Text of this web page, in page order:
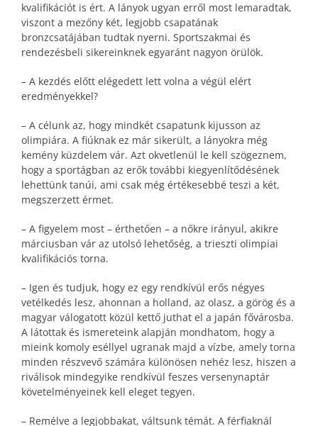
kvalifikációt is ért. A lányok ugyan erről most lemaradtak,
viszont a mezőny két, legjobb csapatának
bronzcsatájában tudtak nyerni. Sportszakmai és
rendezésbeli sikereinknek egyaránt nagyon örülök.
– A kezdés előtt elégedett lett volna a végül elért
eredményekkel?
– A célunk az, hogy mindkét csapatunk kijusson az
olimpiára. A fiúknak ez már sikerült, a lányokra még
kemény küzdelem vár. Azt okvetlenül le kell szögeznem,
hogy a sportágban az erők további kiegyenlítődésének
lehettünk tanúi, ami csak még értékesebbé teszi a két,
megszerzett érmet.
– A figyelem most – érthetően – a nőkre irányul, akikre
márciusban vár az utolsó lehetőség, a trieszti olimpiai
kvalifikációs torna.
– Igen és tudjuk, hogy ez egy rendkívül erős négyes
vetélkedés lesz, ahonnan a holland, az olasz, a görög és a
magyar válogatott közül kettő juthat el a japán fővárosba.
A látottak és ismereteink alapján mondhatom, hogy a
mieink komoly eséllyel ugranak majd a vízbe, amely torna
minden részvevő számára különösen nehéz lesz, hiszen a
riválisok mindegyike rendkívül feszes versenynaptár
követelményeinek kell eleget tegyen.
– Remélve a legjobbakat, váltsunk témát. A férfiaknál